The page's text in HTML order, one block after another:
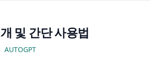
및 간단 사용법
AUTOGPT